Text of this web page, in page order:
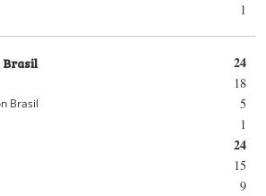
1
24
18
5
Brasil
1
24
15
9